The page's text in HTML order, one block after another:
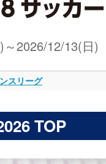
TOP
2026/12/13(日)
スリーグ